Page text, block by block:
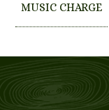
MUSIC CHARGE